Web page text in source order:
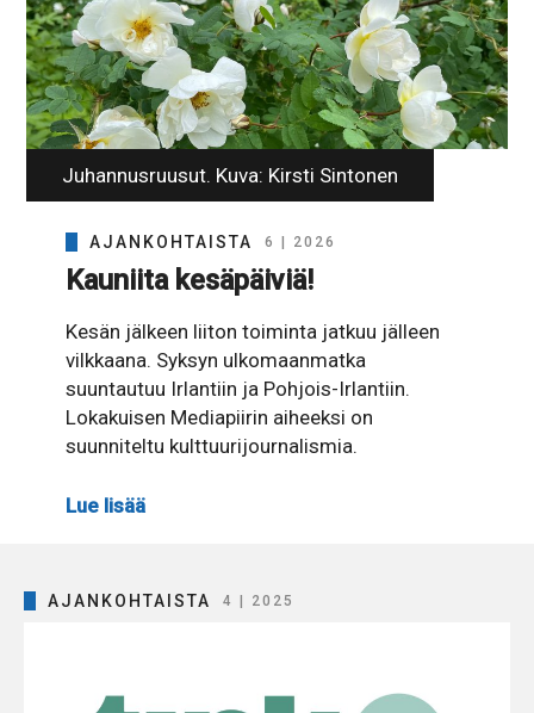
Juhannusruusut. Kuva: Kirsti Sintonen
AJANKOHTAISTA 6 | 2026
Kauniita kesäpäiviä!
Kesän jälkeen liiton toiminta jatkuu jälleen
vilkkaana. Syksyn ulkomaanmatka
suuntautuu Irlantiin ja Pohjois-Irlantiin.
Lokakuisen Mediapiirin aiheeksi on
suunniteltu kulttuurijournalismia.
Lue lisää
AJANKOHTAISTA 4 | 2025